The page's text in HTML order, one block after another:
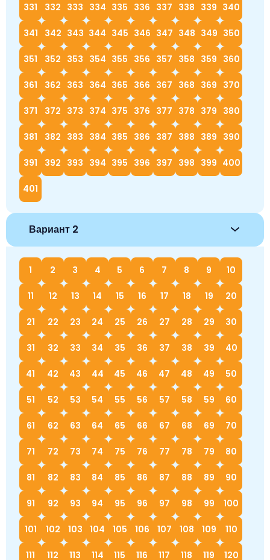
331 332 333 334 335 336 337 338 339 340
341 342 343 344 345 346 347 348 349 350
351 352 353 354 355 356 357 358 359 360
361 362 363 364 365 366 367 368 369 370
371 372 373 374 375 376 377 378 379 380
381 382 383 384 385 386 387 388 389 390
391 392 393 394 395 396 397 398 399 400
401
Вариант 2
1 2 3 4 5 6 7 8 9 10
11 12 13 14 15 16 17 18 19 20
21 22 23 24 25 26 27 28 29 30
31 32 33 34 35 36 37 38 39 40
41 42 43 44 45 46 47 48 49 50
51 52 53 54 55 56 57 58 59 60
61 62 63 64 65 66 67 68 69 70
71 72 73 74 75 76 77 78 79 80
81 82 83 84 85 86 87 88 89 90
91 92 93 94 95 96 97 98 99 100
101 102 103 104 105 106 107 108 109 110
111 112 113 114 115 116 117 118 119 120